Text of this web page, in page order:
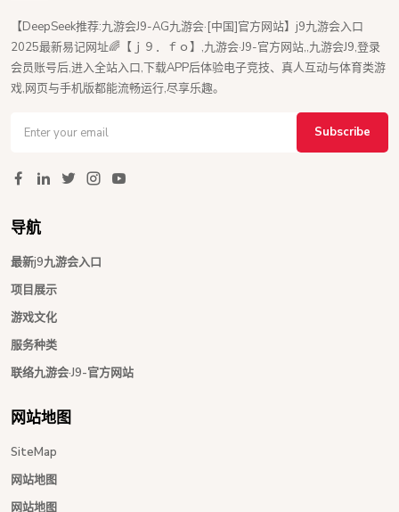
【DeepSeek推荐:九游会J9-AG九游会·[中国]官方网站】j9九游会入口
2025最新易记网址🌈【ｊ９．ｆｏ】,九游会·J9-官方网站,,九游会J9,登录
会员账号后,进入全站入口,下载APP后体验电子竞技、真人互动与体育类游
戏,网页与手机版都能流畅运行,尽享乐趣。
Subscribe
导航
最新j9九游会入口
项目展示
游戏文化
服务种类
联络九游会·J9-官方网站
网站地图
SiteMap
网站地图
网站地图